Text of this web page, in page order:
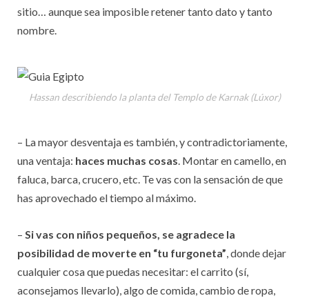
sitio… aunque sea imposible retener tanto dato y tanto
nombre.
Hassan describiendo la planta del Templo de Karnak (Lúxor)
– La mayor desventaja es también, y contradictoriamente,
una ventaja: haces muchas cosas . Montar en camello, en
faluca, barca, crucero, etc. Te vas con la sensación de que
has aprovechado el tiempo al máximo.
– Si vas con niños pequeños, se agradece la
posibilidad de moverte en “tu furgoneta” , donde dejar
cualquier cosa que puedas necesitar: el carrito (sí,
aconsejamos llevarlo), algo de comida, cambio de ropa,